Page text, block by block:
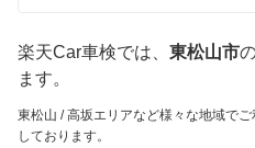
幸手市
狭山市
出光興産「らくらく安心車検」
エネフリ車検
楽天Car車検では、 東松山市
ます。
東松山 / 高坂エリアなど様々な地域で
しております。